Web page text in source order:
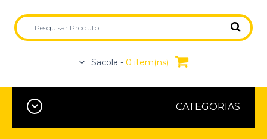
Sacola - 0 item(ns)
CATEGORIAS